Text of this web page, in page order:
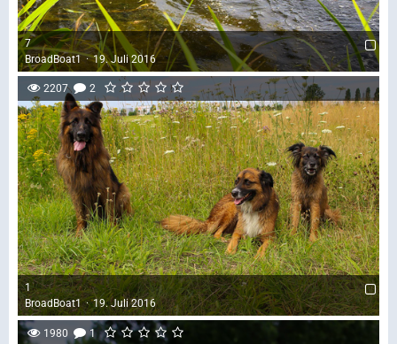
7
BroadBoat1
19. Juli 2016
2207 2
1
BroadBoat1
19. Juli 2016
1980 1